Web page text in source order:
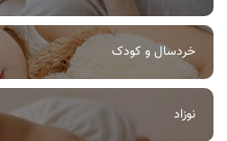
خردسال و کودک
نوزاد